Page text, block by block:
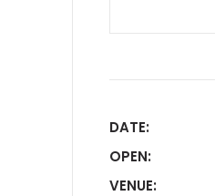
DATE:
OPEN:
VENUE: